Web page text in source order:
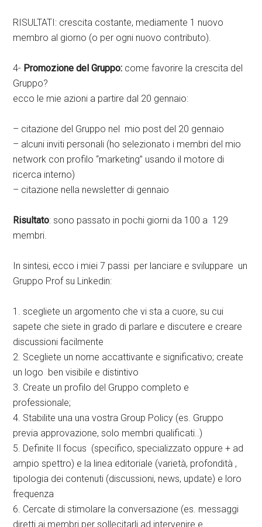
RISULTATI: crescita costante, mediamente 1 nuovo
membro al giorno (o per ogni nuovo contributo).
4- Promozione del Gruppo: come favorire la crescita del
Gruppo?
ecco le mie azioni a partire dal 20 gennaio:
– citazione del Gruppo nel mio post del 20 gennaio
– alcuni inviti personali (ho selezionato i membri del mio
network con profilo “marketing” usando il motore di
ricerca interno)
– citazione nella newsletter di gennaio
Risultato: sono passato in pochi giorni da 100 a 129
membri.
In sintesi, ecco i miei 7 passi per lanciare e sviluppare un
Gruppo Prof su Linkedin:
1. scegliete un argomento che vi sta a cuore, su cui
sapete che siete in grado di parlare e discutere e creare
discussioni facilmente
2. Scegliete un nome accattivante e significativo; create
un logo ben visibile e distintivo
3. Create un profilo del Gruppo completo e
professionale;
4. Stabilite una una vostra Group Policy (es. Gruppo
previa approvazione, solo membri qualificati..)
5. Definite Il focus (specifico, specializzato oppure + ad
ampio spettro) e la linea editoriale (varietà, profondità ,
tipologia dei contenuti (discussioni, news, update) e loro
frequenza
6. Cercate di stimolare la conversazione (es. messaggi
diretti ai membri per sollecitarli ad intervenire e